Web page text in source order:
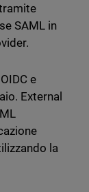
SAML in
e
External
la